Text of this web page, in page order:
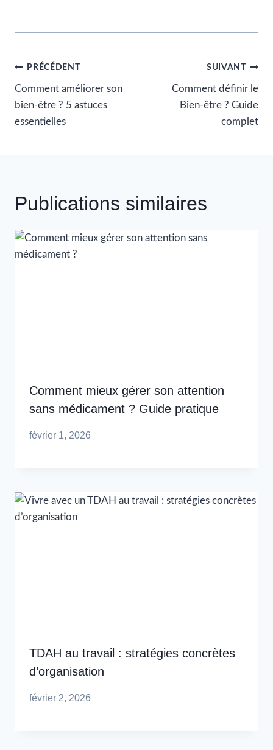
Navigation
de
l’article
PRÉCÉDENT
Comment améliorer son
bien-être ? 5 astuces
essentielles
SUIVANT
Comment définir le
Bien-être ? Guide
complet
Publications similaires
Comment mieux gérer son attention
sans médicament ? Guide pratique
février 1, 2026
TDAH au travail : stratégies concrètes
d’organisation
février 2, 2026